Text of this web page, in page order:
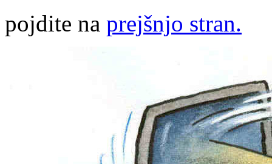
pojdite na prejšnjo stran.